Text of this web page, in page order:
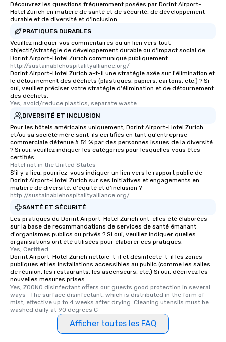
Découvrez les questions fréquemment posées par Dorint Airport-
Hotel Zurich en matière de santé et de sécurité, de développement
durable et de diversité et d'inclusion.
PRATIQUES DURABLES
Veuillez indiquer vos commentaires ou un lien vers tout
objectif/stratégie de développement durable ou d'impact social de
Dorint Airport-Hotel Zurich communiqué publiquement.
http://sustainablehospitalityalliance.org/
Dorint Airport-Hotel Zurich a-t-il une stratégie axée sur l'élimination et
le détournement des déchets (plastiques, papiers, cartons, etc.) ? Si
oui, veuillez préciser votre stratégie d'élimination et de détournement
des déchets.
Yes, avoid/reduce plastics, separate waste
DIVERSITÉ ET INCLUSION
Pour les hôtels américains uniquement, Dorint Airport-Hotel Zurich
et/ou sa société mère sont-ils certifiés en tant qu'entreprise
commerciale détenue à 51 % par des personnes issues de la diversité
? Si oui, veuillez indiquer les catégories pour lesquelles vous êtes
certifiés :
Hotel not in the United States
S'il y a lieu, pourriez-vous indiquer un lien vers le rapport public de
Dorint Airport-Hotel Zurich sur ses initiatives et engagements en
matière de diversité, d'équité et d'inclusion ?
http://sustainablehospitalityalliance.org/
SANTÉ ET SÉCURITÉ
Les pratiques du Dorint Airport-Hotel Zurich ont-elles été élaborées
sur la base de recommandations de services de santé émanant
d'organismes publics ou privés ? Si oui, veuillez indiquer quelles
organisations ont été utilisées pour élaborer ces pratiques.
Yes, Certified
Dorint Airport-Hotel Zurich nettoie-t-il et désinfecte-t-il les zones
publiques et les installations accessibles au public (comme les salles
de réunion, les restaurants, les ascenseurs, etc.) Si oui, décrivez les
nouvelles mesures prises.
Yes, ZOONO disinfectant offers our guests good protection in several
ways- The surface disinfectant, which is distributed in the form of
mist, effective up to 4 weeks after drying. Cleaning utensils must be
washed daily at 90 degrees C
Afficher toutes les FAQ